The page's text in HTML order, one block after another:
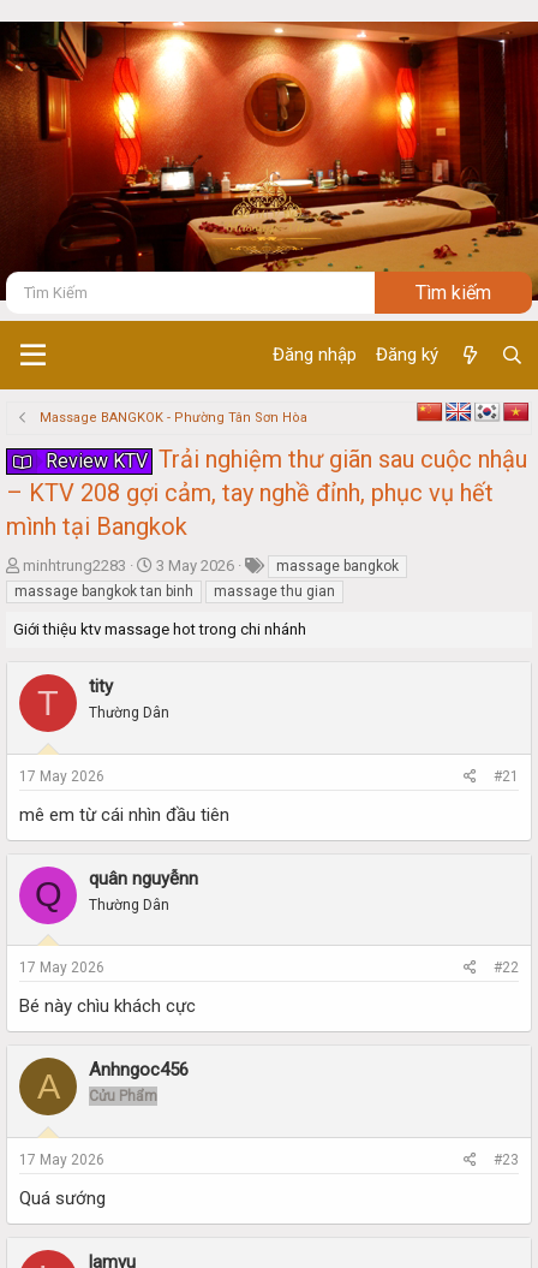
Đăng nhập Đăng ký
Massage BANGKOK - Phường Tân Sơn Hòa
Review KTV Trải nghiệm thư giãn sau cuộc nhậu
– KTV 208 gợi cảm, tay nghề đỉnh, phục vụ hết
mình tại Bangkok
T
h
r
e
s
t
r
t
r
minhtrung2283
S
t
a
r
t
3 May 2026
massage bangkok
massage bangkok tan binh
massage thu gian
Giới thiệu ktv massage hot trong chi nhánh
T tity
Thường Dân
17 May 2026 #21
mê em từ cái nhìn đầu tiên
Q quân nguyễnn
Thường Dân
17 May 2026 #22
Bé này chìu khách cực
A Anhngoc456
Cửu Phẩm
17 May 2026 #23
Quá sướng
lamvu